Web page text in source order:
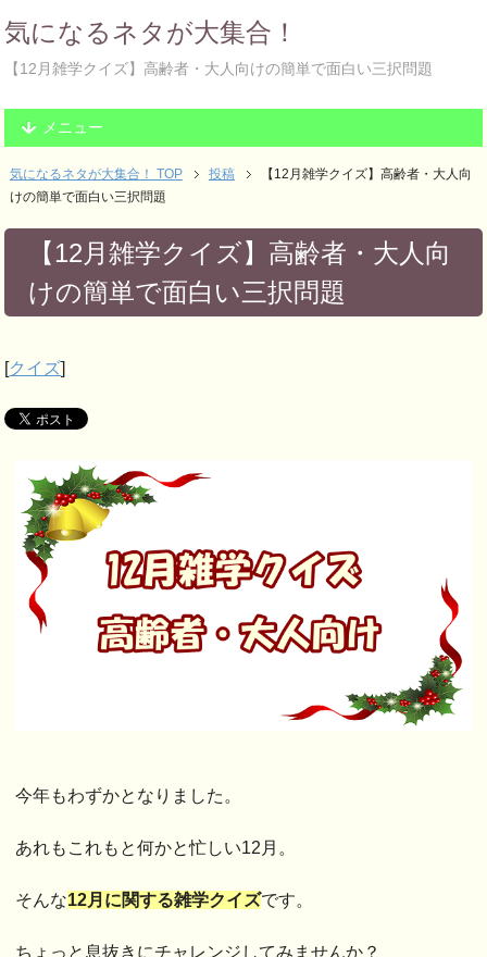
気になるネタが大集合！
【12月雑学クイズ】高齢者・大人向けの簡単で面白い三択問題
メニュー
気になるネタが大集合！ TOP 投稿
【12月雑学クイズ】高齢者・大人向
けの簡単で面白い三択問題
【12月雑学クイズ】高齢者・大人向
けの簡単で面白い三択問題
[クイズ]
今年もわずかとなりました。
あれもこれもと何かと忙しい12月。
そんな12月に関する雑学クイズです。
ちょっと息抜きにチャレンジしてみませんか？